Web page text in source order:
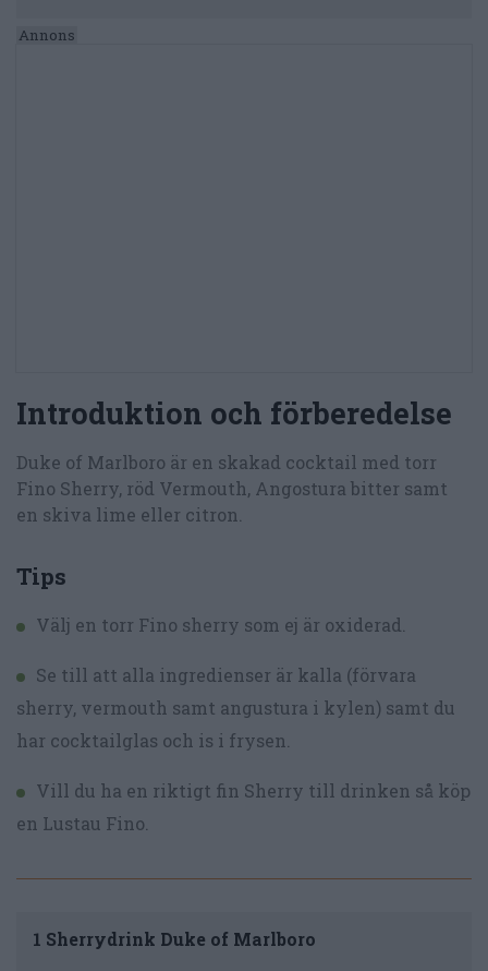
Introduktion och förberedelse
Duke of Marlboro är en skakad cocktail med torr
Fino Sherry, röd Vermouth, Angostura bitter samt
en skiva lime eller citron.
Tips
Välj en torr Fino sherry som ej är oxiderad.
Se till att alla ingredienser är kalla (förvara
sherry, vermouth samt angustura i kylen) samt du
har cocktailglas och is i frysen.
Vill du ha en riktigt fin Sherry till drinken så köp
en Lustau Fino.
1 Sherrydrink Duke of Marlboro